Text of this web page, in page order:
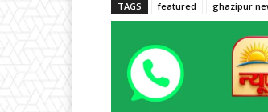
TAGS featured ghazipur